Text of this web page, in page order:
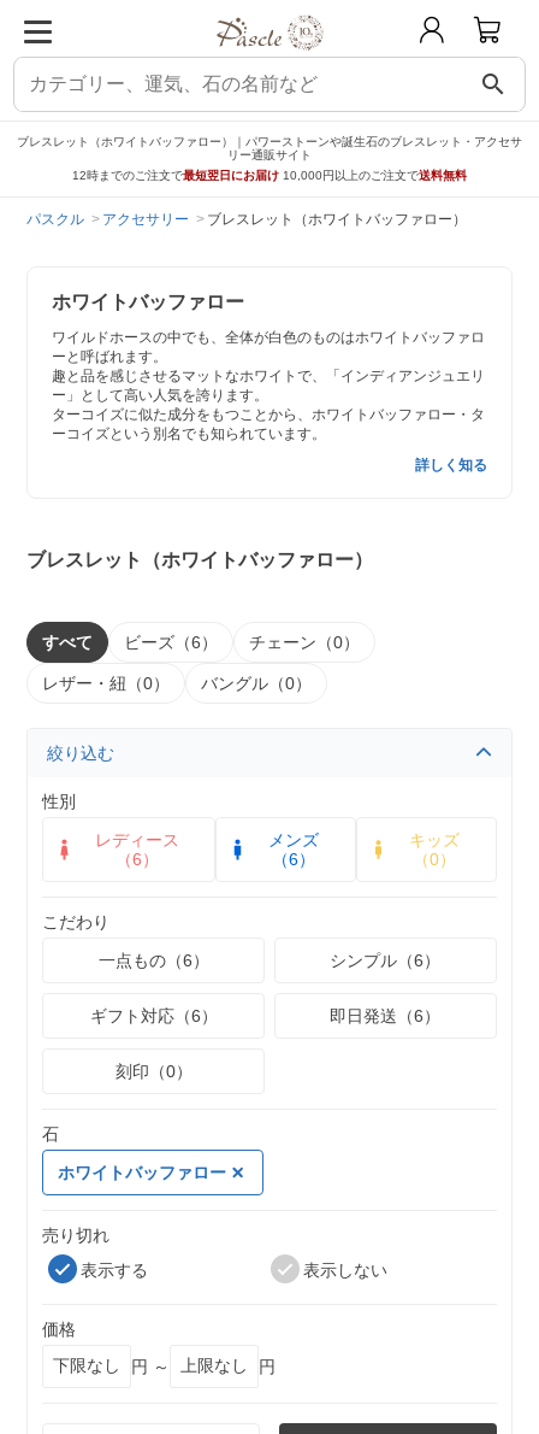
search
ブレスレット（ホワイトバッファロー）｜パワーストーンや誕生石のブレスレット・アクセサ
リー通販サイト
12時までのご注文で最短翌日にお届け 10,000円以上のご注文で送料無料
パスクル アクセサリー ブレスレット（ホワイトバッファロー）
ホワイトバッファロー
ワイルドホースの中でも、全体が白色のものはホワイトバッファロ
ーと呼ばれます。
趣と品を感じさせるマットなホワイトで、「インディアンジュエリ
ー」として高い人気を誇ります。
ターコイズに似た成分をもつことから、ホワイトバッファロー・タ
ーコイズという別名でも知られています。
詳しく知る
ブレスレット（ホワイトバッファロー）
すべて ビーズ（6） チェーン（0）
レザー・紐（0） バングル（0）
絞り込む
性別
レディース
（6）
メンズ
（6）
キッズ
（0）
こだわり
一点もの（6）
シンプル（6）
ギフト対応（6） 即日発送（6）
刻印（0）
石
ホワイトバッファロー
売り切れ
表示する
表示しない
価格
円 ～
円